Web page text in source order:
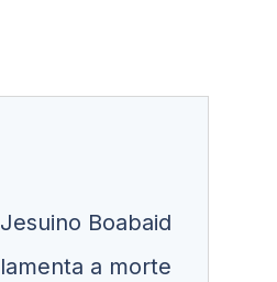
Jesuino Boabaid
lamenta a morte